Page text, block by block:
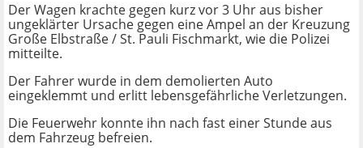
Der Wagen krachte gegen kurz vor 3 Uhr aus bisher
ungeklärter Ursache gegen eine Ampel an der Kreuzung
Große Elbstraße / St. Pauli Fischmarkt, wie die Polizei
mitteilte.
Der Fahrer wurde in dem demolierten Auto
eingeklemmt und erlitt lebensgefährliche Verletzungen.
Die Feuerwehr konnte ihn nach fast einer Stunde aus
dem Fahrzeug befreien.